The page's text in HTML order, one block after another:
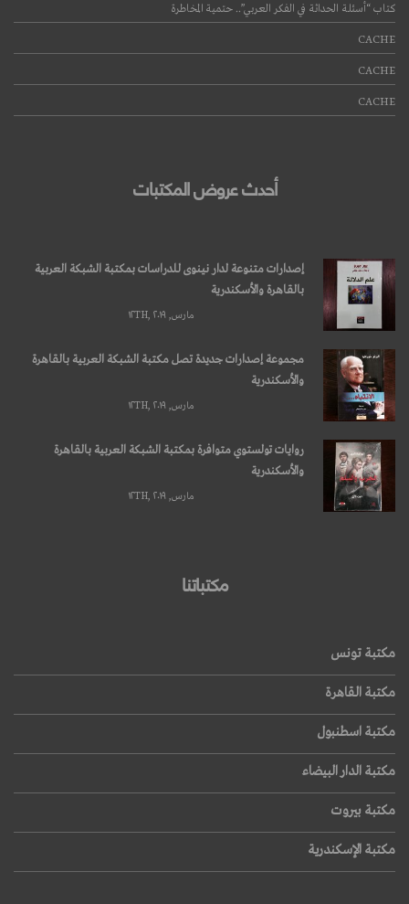
كتاب “أسئلة الحداثة في الفكر العربي”.. حتمية المخاطرة
CACHE
CACHE
CACHE
أحدث عروض المكتبات
إصدارات متنوعة لدار نينوى للدراسات بمكتبة الشبكة العربية
بالقاهرة والأسكندرية
مارس, ۱۲TH, ۲۰۱۹
مجموعة إصدارات جديدة تصل مكتبة الشبكة العربية بالقاهرة
والأسكندرية
مارس, ۱۲TH, ۲۰۱۹
روايات تولستوي متوافرة بمكتبة الشبكة العربية بالقاهرة
والأسكندرية
مارس, ۱۲TH, ۲۰۱۹
مكتباتنا
مكتبة تونس
مكتبة القاهرة
مكتبة اسطنبول
مكتبة الدار البيضاء
مكتبة بيروت
مكتبة الإسكندرية